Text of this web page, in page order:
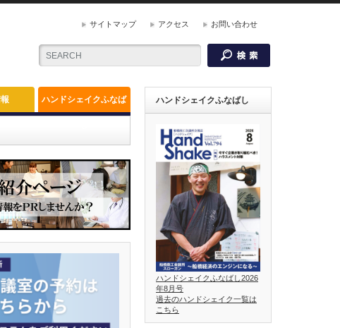
サイトマップ アクセス お問い合わせ
ハンドシェイクふなば ハンドシェイクふなばし
ハンドシェイクふなばし2026
年8月号
過去のハンドシェイク一覧は
こちら